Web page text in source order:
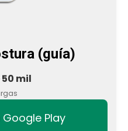
(guía)
mil
Play